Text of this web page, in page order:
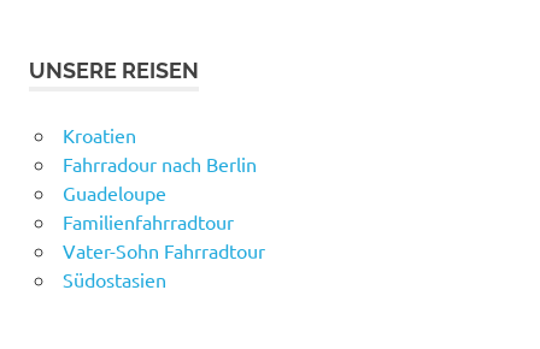
UNSERE REISEN
Kroatien
Fahrradour nach Berlin
Guadeloupe
Familienfahrradtour
Vater-Sohn Fahrradtour
Südostasien